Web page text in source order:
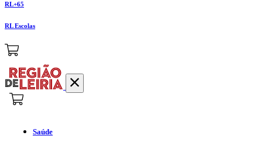
RL+65
RL Escolas
Saúde